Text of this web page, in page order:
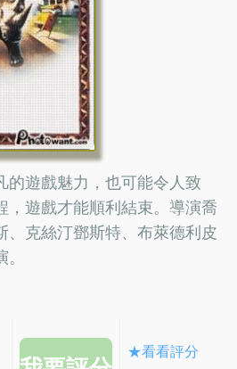
的遊戲魅力，也可能令人致
，遊戲才能順利結束。導演喬
、克絲汀鄧斯特、布萊德利皮
★看看評分